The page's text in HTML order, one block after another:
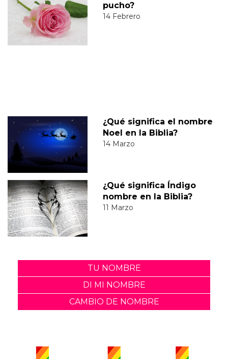
pucho?
14 Febrero
¿Qué significa el nombre
Noel en la Biblia?
14 Marzo
¿Qué significa Índigo
nombre en la Biblia?
11 Marzo
TU NOMBRE
DI MI NOMBRE
CAMBIO DE NOMBRE